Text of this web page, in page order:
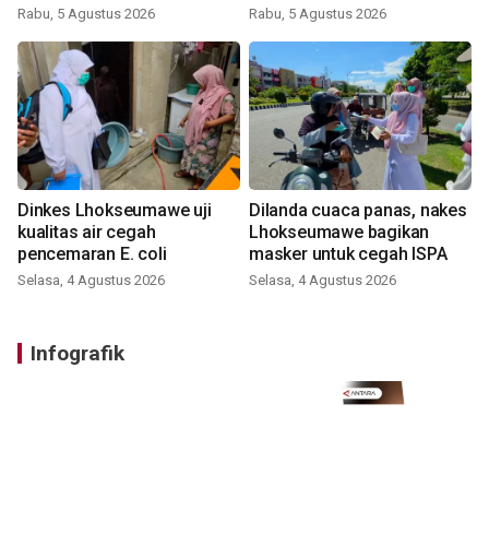
Rabu, 5 Agustus 2026 Rabu, 5 Agustus 2026
Dinkes Lhokseumawe uji
kualitas air cegah
pencemaran E. coli
Selasa, 4 Agustus 2026
Dilanda cuaca panas, nakes
Lhokseumawe bagikan
masker untuk cegah ISPA
Selasa, 4 Agustus 2026
Infografik